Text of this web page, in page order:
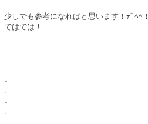
少しでも参考になればと思います！ﾃﾞﾍﾍ！
ではでは！
↓
↓
↓
↓